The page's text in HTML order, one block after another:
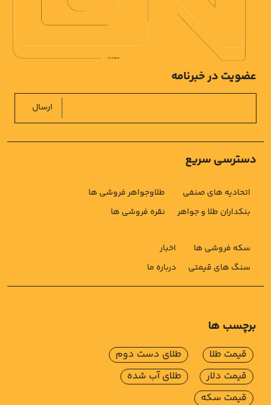
دسترسی سریع
اتحادیه های صنفی
بنکداران طلا و جواهر
طلاوجواهر فروشی ها
نقره فروشی ها
سکه فروشی ها
سنگ های قیمتی
اخبار
درباره ما
عضویت در خبرنامه
ارسال
برچسب ها
قیمت طلا
قیمت دلار
قیمت سکه
طلای دست دوم
طلای آب شده